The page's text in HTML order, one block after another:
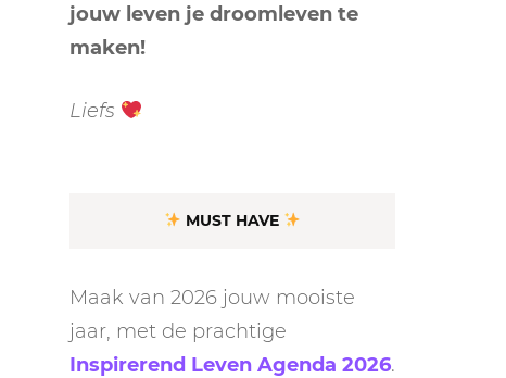
jouw leven je droomleven te
maken!
Liefs
MUST HAVE
Maak van 2026 jouw mooiste
jaar, met de prachtige
Inspirerend Leven Agenda 2026.